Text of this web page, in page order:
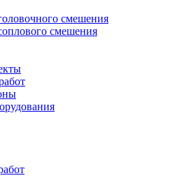
смешения
смешения